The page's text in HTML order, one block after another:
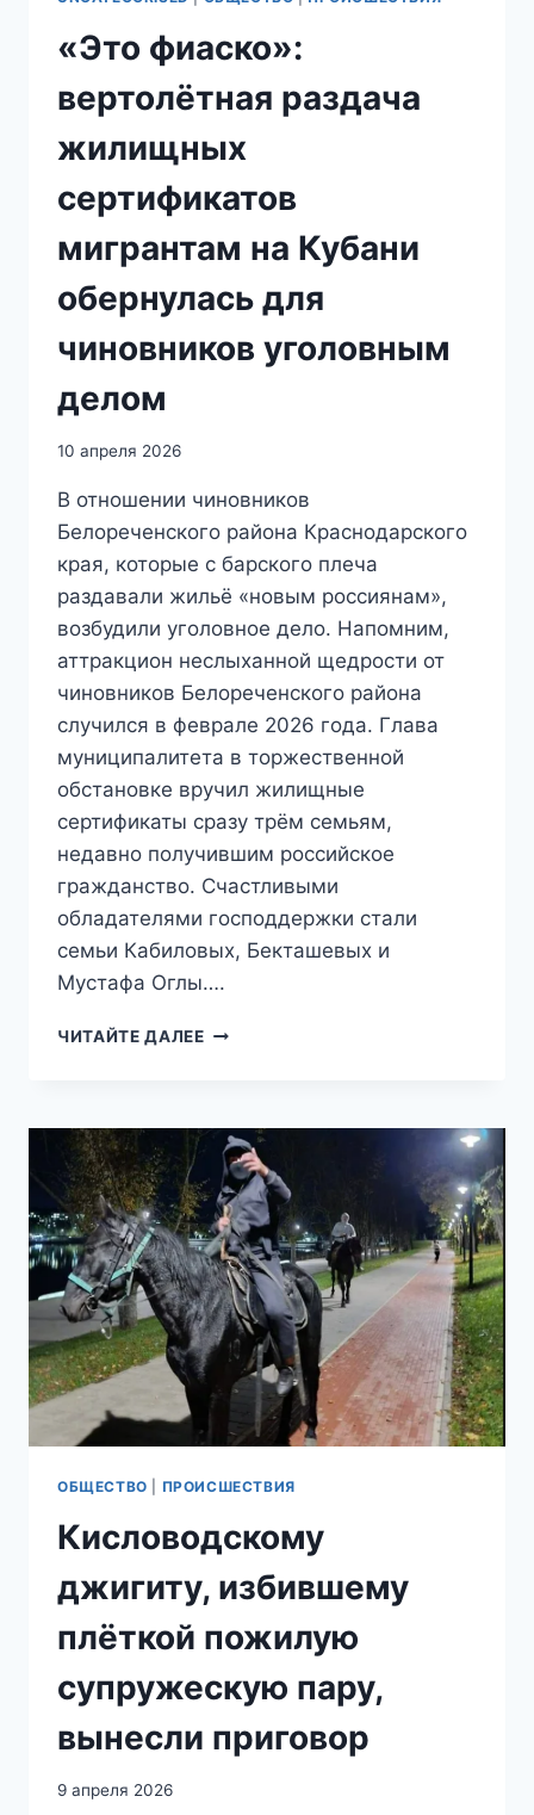
«Это фиаско»:
вертолётная раздача
жилищных
сертификатов
мигрантам на Кубани
обернулась для
чиновников уголовным
делом
10 апреля 2026
В отношении чиновников
Белореченского района Краснодарского
края, которые с барского плеча
раздавали жильё «новым россиянам»,
возбудили уголовное дело. Напомним,
аттракцион неслыханной щедрости от
чиновников Белореченского района
случился в феврале 2026 года. Глава
муниципалитета в торжественной
обстановке вручил жилищные
сертификаты сразу трём семьям,
недавно получившим российское
гражданство. Счастливыми
обладателями господдержки стали
семьи Кабиловых, Бекташевых и
Мустафа Оглы….
ЧИТАЙТЕ ДАЛЕЕ«ЭТО
ЖИЛИЩНЫХ
СЕРТИФИКАТОВ
МИГРАНТАМ
НА
КУБАНИ
ОБЕРНУЛАСЬ
ДЛЯ
ЧИНОВНИКОВ
УГОЛОВНЫМ
ДЕЛОМ
ОБЩЕСТВО ПРОИСШЕСТВИЯ
Кисловодскому
джигиту, избившему
плёткой пожилую
супружескую пару,
вынесли приговор
9 апреля 2026